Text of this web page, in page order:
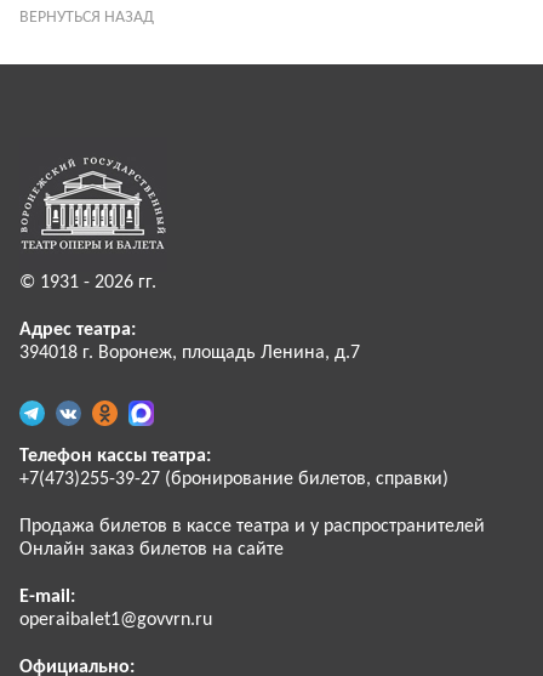
ВЕРНУТЬСЯ НАЗАД
© 1931 - 2026 гг.
Адрес театра:
394018 г. Воронеж, площадь Ленина, д.7
Телефон кассы театра:
+7(473)255-39-27 (бронирование билетов, справки)
Продажа билетов в кассе театра и у распространителей
Онлайн заказ билетов на сайте
E-mail:
operaibalet1@govvrn.ru
Официально: